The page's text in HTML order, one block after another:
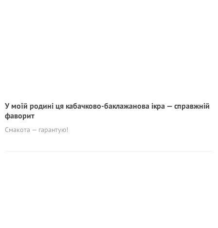
У моїй родині ця кабачково-баклажанова ікра — справжній
фаворит
Смакота — гарантую!